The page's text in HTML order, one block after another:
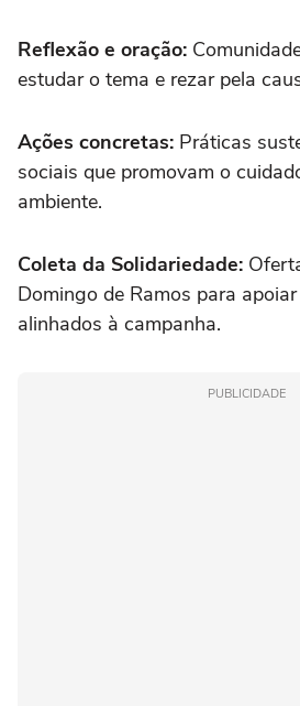
Reflexão e oração:
estudar o tema e rezar pela
Ações concretas: Práticas
sociais que promovam o
ambiente.
Coleta da Solidariedade:
Domingo de Ramos para
alinhados à campanha.
PUBLICIDADE